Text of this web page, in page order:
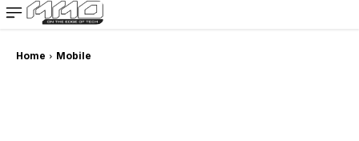
MMOSITE - Thông tin công nghệ
Bài viết nổi bật
Home Mobile